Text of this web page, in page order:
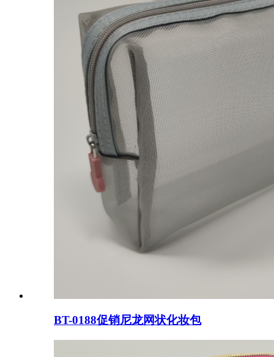
BT-0188促销尼龙网状化妆包